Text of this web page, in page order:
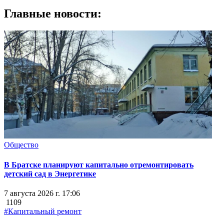
Главные новости:
Общество
В Братске планируют капитально отремонтировать
детский сад в Энергетике
7 августа 2026 г. 17:06
1109
#Капитальный ремонт